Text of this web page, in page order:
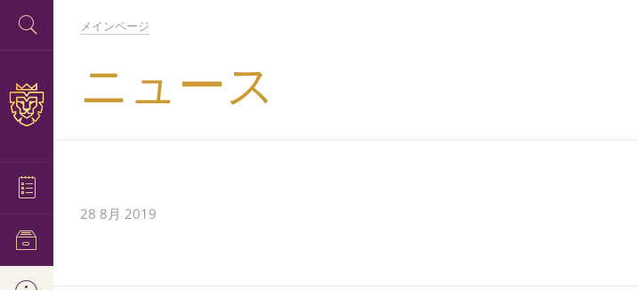
メインページ
ニュース
28 8月 2019